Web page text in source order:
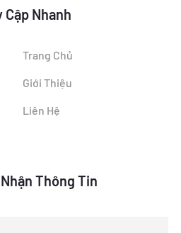
Cập Nhanh
Trang Chủ
Giới Thiệu
Liên Hệ
Thông Tin